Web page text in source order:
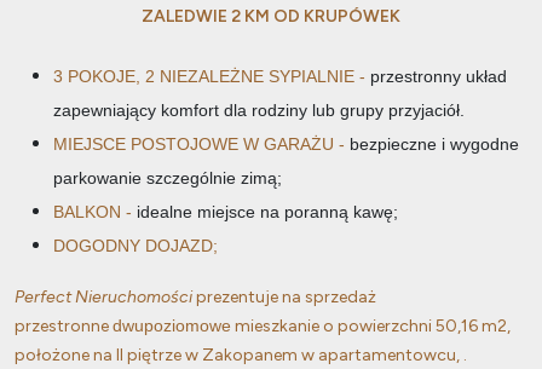
ZALEDWIE 2 KM OD KRUPÓWEK
3 POKOJE, 2 NIEZALEŻNE SYPIALNIE - przestronny układ
zapewniający komfort dla rodziny lub grupy przyjaciół.
MIEJSCE POSTOJOWE W GARAŻU - bezpieczne i wygodne
parkowanie szczególnie zimą;
BALKON - idealne miejsce na poranną kawę;
DOGODNY DOJAZD;
Perfect Nieruchomościprezentuje na sprzedaż
przestronnedwupoziomowe mieszkanieo powierzchni 50,16 m2,
położone na II piętrzew Zakopanem w apartamentowcu, .